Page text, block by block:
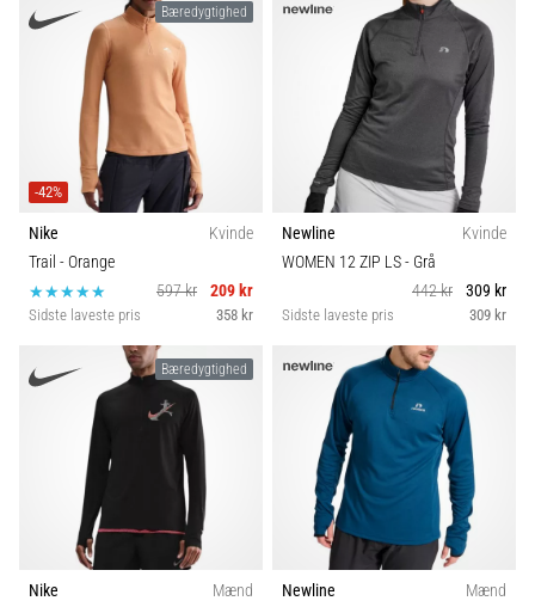
Bæredygtighed
-42%
Nike
Kvinde
Trail - Orange
597 kr
209 kr
Sidste laveste pris 358 kr
Newline
Kvinde
WOMEN 12 ZIP LS- Grå
442 kr
309 kr
Sidste laveste pris 309 kr
Bæredygtighed
Nike
Mænd
Newline
Mænd